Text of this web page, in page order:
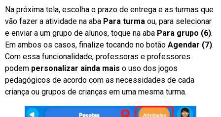
Na próxima tela, escolha o prazo de entrega e as turmas que
vão fazer a atividade na aba Para turma ou, para selecionar
e enviar a um grupo de alunos, toque na aba Para grupo (6).
Em ambos os casos, finalize tocando no botão Agendar (7).
Com essa funcionalidade, professoras e professores
podem personalizar ainda mais o uso dos jogos
pedagógicos de acordo com as necessidades de cada
criança ou grupos de crianças em uma mesma turma.